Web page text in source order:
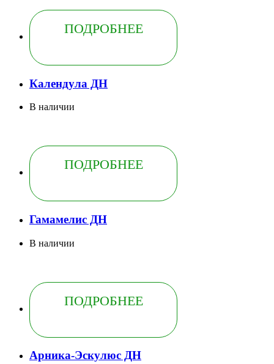
ПОДРОБНЕЕ
Календула ДН
В наличии
ПОДРОБНЕЕ
Гамамелис ДН
В наличии
ПОДРОБНЕЕ
Арника-Эскулюс ДН